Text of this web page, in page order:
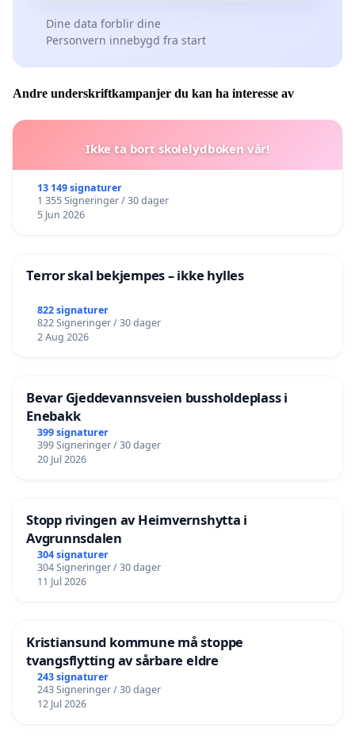
Dine data forblir dine
Personvern innebygd fra start
Andre underskriftkampanjer du kan ha interesse av
Ikke ta bort skolelydboken vår!
13 149 signaturer
1 355 Signeringer / 30 dager
5 Jun 2026
Terror skal bekjempes – ikke hylles
822 signaturer
822 Signeringer / 30 dager
2 Aug 2026
Bevar Gjeddevannsveien bussholdeplass i
Enebakk
399 signaturer
399 Signeringer / 30 dager
20 Jul 2026
Stopp rivingen av Heimvernshytta i
Avgrunnsdalen
304 signaturer
304 Signeringer / 30 dager
11 Jul 2026
Kristiansund kommune må stoppe
tvangsflytting av sårbare eldre
243 signaturer
243 Signeringer / 30 dager
12 Jul 2026